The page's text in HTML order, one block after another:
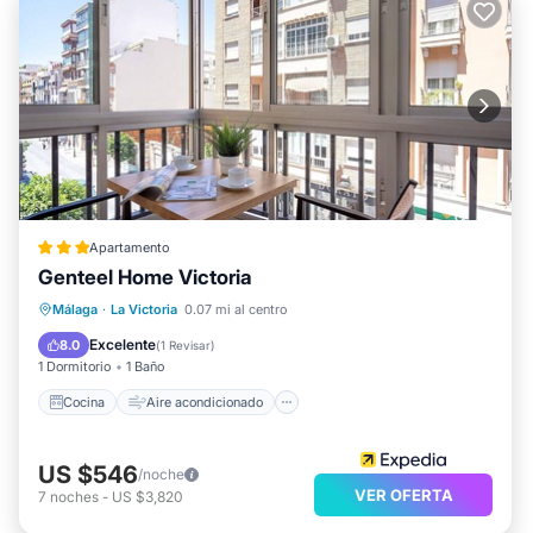
Apartamento
Genteel Home Victoria
Málaga · La Victoria 0.07 mi al centro
8.0 Excelente(1 Revisar)
1 Dormitorio 1 Baño
Cocina Aire acondicionado
Cocina Aire acondicionado
Apto para niños
US $546/noche
7 noches - US $3,820 VER OFERTA